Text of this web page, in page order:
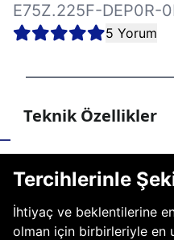
E75Z.225F-DEP0R-
5 Yorum
Teknik Özellikler
Tercihlerinle
İhtiyaç ve beklentilerine
olman için birbirleriyle en